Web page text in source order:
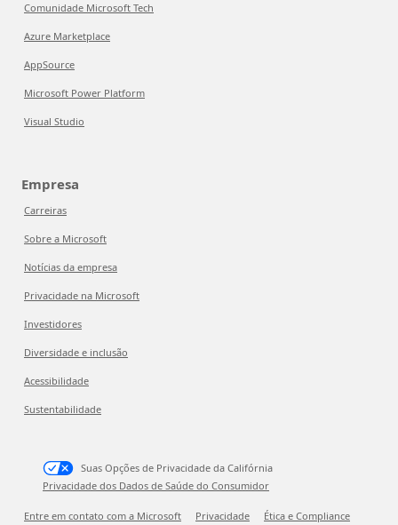
Comunidade Microsoft Tech
Azure Marketplace
AppSource
Microsoft Power Platform
Visual Studio
Empresa
Carreiras
Sobre a Microsoft
Notícias da empresa
Privacidade na Microsoft
Investidores
Diversidade e inclusão
Acessibilidade
Sustentabilidade
Suas Opções de Privacidade da Califórnia
Privacidade dos Dados de Saúde do Consumidor
Entre em contato com a Microsoft Privacidade Ética e Compliance